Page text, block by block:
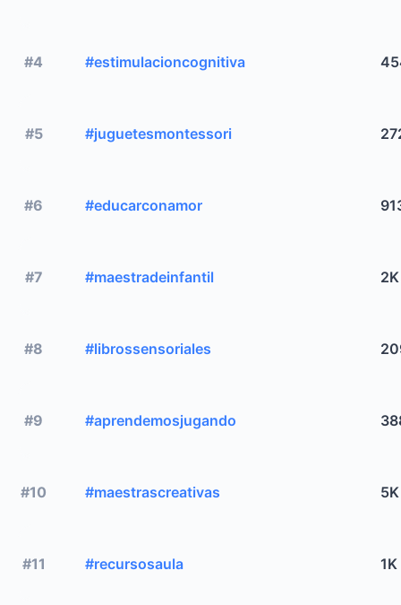
#4 #estimulacioncognitiva
#5 #juguetesmontessori
#6 #educarconamor
#7 #maestradeinfantil 2K
#8 #librossensoriales
#9 #aprendemosjugando
#10 #maestrascreativas 5K
#11 #recursosaula 1K